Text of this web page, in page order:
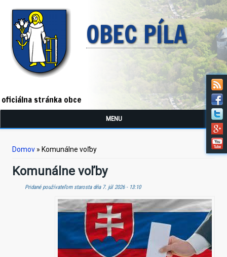
OBEC PÍLA
oficiálna stránka obce
MENU
Nachádzate sa tu
Domov » Komunálne voľby
Komunálne voľby
Pridané používateľom starostadňa 7. júl 2026 - 13:10